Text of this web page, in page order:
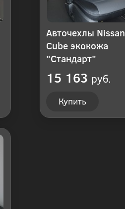
Авточехлы Nissan
Cube экокожа
"Стандарт"
15 163 руб.
Купить